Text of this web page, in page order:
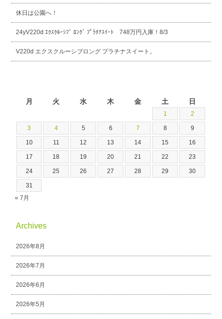
休日は公園へ！
24yV220d ｴｸｽｸﾙｰｼﾌﾞ ﾛﾝｸﾞ ﾌﾟﾗﾁﾅｽｲｰﾄ 748万円入庫！8/3
V220d エクスクルーシブロング プラチナスイート。
月 火 水 木 金 土 日
1 2
3 4 5 6 7 8 9
10 11 12 13 14 15 16
17 18 19 20 21 22 23
24 25 26 27 28 29 30
31
« 7月
Archives
2026年8月
2026年7月
2026年6月
2026年5月